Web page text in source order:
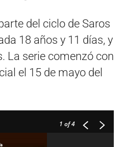
del ciclo de Saros
18 años y 11 días, y
La serie comenzó con
el 15 de mayo del
1 of 4